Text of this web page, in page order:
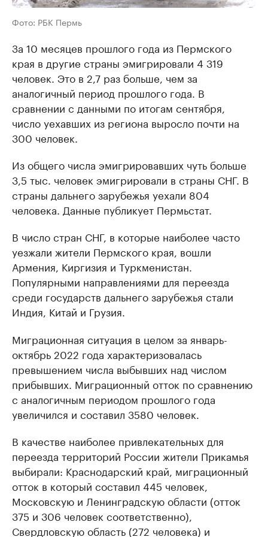
Фото: РБК Пермь
За 10 месяцев прошлого года из Пермского
края в другие страны эмигрировали 4 319
человек. Это в 2,7 раз больше, чем за
аналогичный период прошлого года. В
сравнении с данными по итогам сентября,
число уехавших из региона выросло почти на
300 человек.
Из общего числа эмигрировавших чуть больше
3,5 тыс. человек эмигрировали в страны СНГ. В
страны дальнего зарубежья уехали 804
человека. Данные публикует Пермьстат.
В число стран СНГ, в которые наиболее часто
уезжали жители Пермского края, вошли
Армения, Киргизия и Туркменистан.
Популярными направлениями для переезда
среди государств дальнего зарубежья стали
Индия, Китай и Грузия.
Миграционная ситуация в целом за январь-
октябрь 2022 года характеризовалась
превышением числа выбывших над числом
прибывших. Миграционный отток по сравнению
с аналогичным периодом прошлого года
увеличился и составил 3580 человек.
В качестве наиболее привлекательных для
переезда территорий России жители Прикамья
выбирали: Краснодарский край, миграционный
отток в который составил 445 человек,
Московскую и Ленинградскую области (отток
375 и 306 человек соответственно),
Свердловскую область (272 человека) и